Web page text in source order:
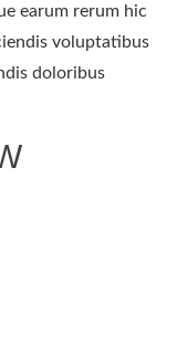
earum rerum hic
voluptatibus
doloribus